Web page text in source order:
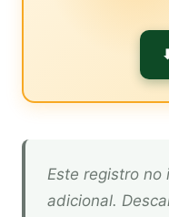
Este registro no incluye descripción
adicional.